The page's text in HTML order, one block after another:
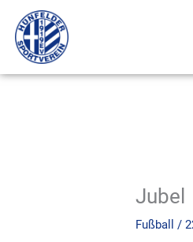
Inhalt
springen
Jubel
Fußball /